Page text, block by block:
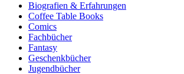
Biografien & Erfahrungen
Coffee Table Books
Comics
Fachbücher
Fantasy
Geschenkbücher
Jugendbücher